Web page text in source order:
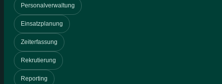
Personalverwaltung
Einsatzplanung
Zeiterfassung
Rekrutierung
Reporting